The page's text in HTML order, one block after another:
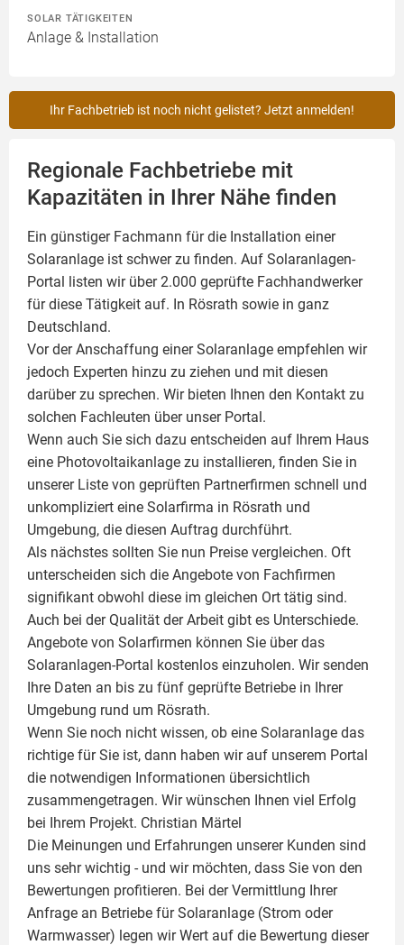
SOLAR TÄTIGKEITEN
Anlage & Installation
Ihr Fachbetrieb ist noch nicht gelistet? Jetzt anmelden!
Regionale Fachbetriebe mit
Kapazitäten in Ihrer Nähe finden
Ein günstiger Fachmann für die Installation einer
Solaranlage ist schwer zu finden. Auf Solaranlagen-
Portal listen wir über 2.000 geprüfte Fachhandwerker
für diese Tätigkeit auf. In Rösrath sowie in ganz
Deutschland.
Vor der Anschaffung einer Solaranlage empfehlen wir
jedoch Experten hinzu zu ziehen und mit diesen
darüber zu sprechen. Wir bieten Ihnen den Kontakt zu
solchen Fachleuten über unser Portal.
Wenn auch Sie sich dazu entscheiden auf Ihrem Haus
eine Photovoltaikanlage zu installieren, finden Sie in
unserer Liste von geprüften Partnerfirmen schnell und
unkompliziert eine Solarfirma in Rösrath und
Umgebung, die diesen Auftrag durchführt.
Als nächstes sollten Sie nun Preise vergleichen. Oft
unterscheiden sich die Angebote von Fachfirmen
signifikant obwohl diese im gleichen Ort tätig sind.
Auch bei der Qualität der Arbeit gibt es Unterschiede.
Angebote von Solarfirmen können Sie über das
Solaranlagen-Portal kostenlos einzuholen. Wir senden
Ihre Daten an bis zu fünf geprüfte Betriebe in Ihrer
Umgebung rund um Rösrath.
Wenn Sie noch nicht wissen, ob eine Solaranlage das
richtige für Sie ist, dann haben wir auf unserem Portal
die notwendigen Informationen übersichtlich
zusammengetragen. Wir wünschen Ihnen viel Erfolg
bei Ihrem Projekt. Christian Märtel
Die Meinungen und Erfahrungen unserer Kunden sind
uns sehr wichtig - und wir möchten, dass Sie von den
Bewertungen profitieren. Bei der Vermittlung Ihrer
Anfrage an Betriebe für Solaranlage (Strom oder
Warmwasser) legen wir Wert auf die Bewertung dieser